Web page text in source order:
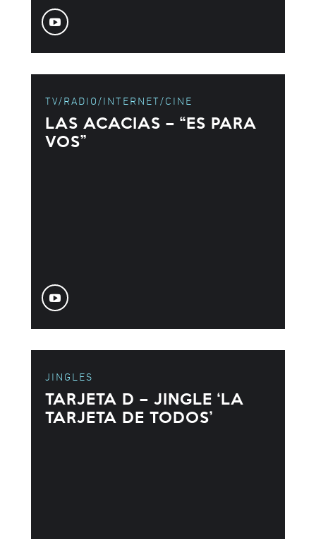
TV/RADIO/INTERNET/CINE
LAS ACACIAS – “ES PARA
VOS”
JINGLES
TARJETA D – JINGLE ‘LA
TARJETA DE TODOS’